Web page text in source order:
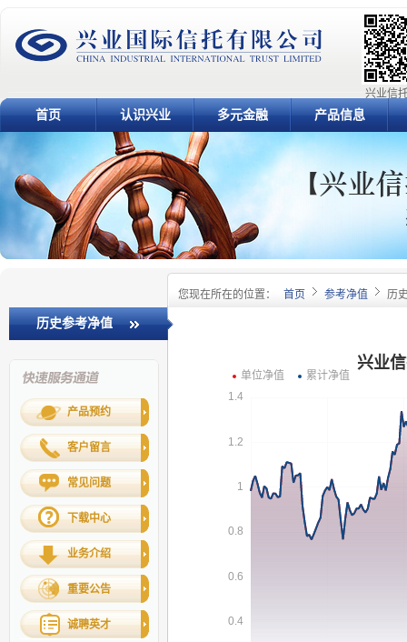
兴业信
首页 认识兴业 多元金融 产品信息
您现在所在的位置： 首页 参考净值 历
历史参考净值
产品预约
客户留言
常见问题
下载中心
业务介绍
重要公告
诚聘英才